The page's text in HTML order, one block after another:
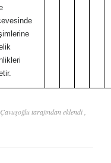
tarafından eklendi ,